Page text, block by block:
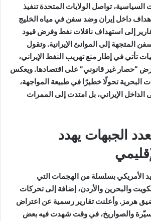
السياسية، تواصل الولايات المتحدة تنفيذ
داخل إيران وضد سفن في مياه الخليج
إلى استهداف ناقلات نفط وفرض قيود
المتجهة إلى الموانئ الإيرانية. وتقول
تأتي في إطار منع تهريب النفط الإيراني،
“حصار غير قانوني” على اقتصادها. ويعكس
البحرية تحولًا خطيرًا في طبيعة المواجهة،
الإيراني، بل امتدت إلى الممرات
الجبهات يهدد
الأمريكي بسلسلة من الهجمات التي
والبحرين والأردن، إضافة إلى تحركات
هرمز. وأعلنت تقارير رسمية عن اعتراض
والصواريخ، في وقت شهدت فيه بعض